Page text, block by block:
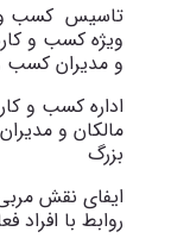
تاسیس کسب و
ویژه کسب و
و مدیران کسب
اداره کسب و
مالکان و
بزرگ
ایفای نقش
روابط با افراد